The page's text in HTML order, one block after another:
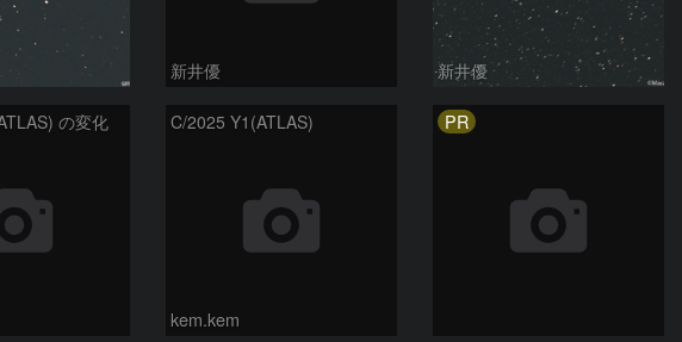
新井優 新井優
の変化 C/2025 Y1(ATLAS)
kem.kem
PR